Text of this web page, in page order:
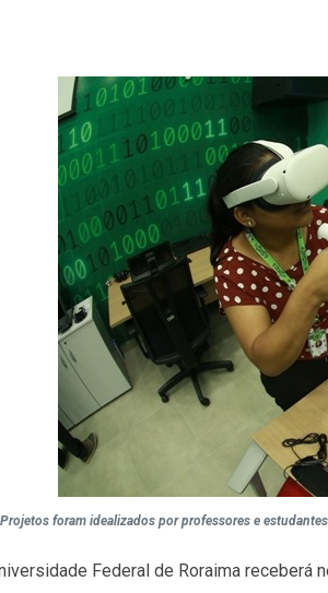
Projetos foram idealizados por professores e
Federal de Roraima